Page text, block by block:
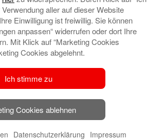
stressfrei zum neuen
und Angelpunkt für
uns bietet Ihnen einen
Sie Geld, richten Sie
aller auf dieser Website
Einwilligung ist freiwillig. Sie können
anpassen“ widerrufen oder dort Ihre
Mit Klick auf “Marketing Cookies
Cookies abgelehnt.
Ich stimme zu
Cookies ablehnen
Datenschutzerklärung Impressum